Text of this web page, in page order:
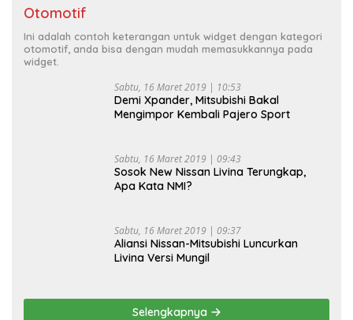
Otomotif
Ini adalah contoh keterangan untuk widget dengan kategori
otomotif, anda bisa dengan mudah memasukkannya pada
widget.
Sabtu, 16 Maret 2019 | 10:53
Demi Xpander, Mitsubishi Bakal
Mengimpor Kembali Pajero Sport
Sabtu, 16 Maret 2019 | 09:43
Sosok New Nissan Livina Terungkap,
Apa Kata NMI?
Sabtu, 16 Maret 2019 | 09:37
Aliansi Nissan-Mitsubishi Luncurkan
Livina Versi Mungil
Selengkapnya